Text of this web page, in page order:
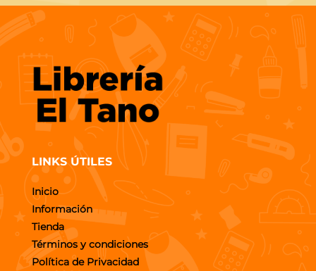
LINKS ÚTILES
Inicio
Información
Tienda
Términos y condiciones
Política de Privacidad